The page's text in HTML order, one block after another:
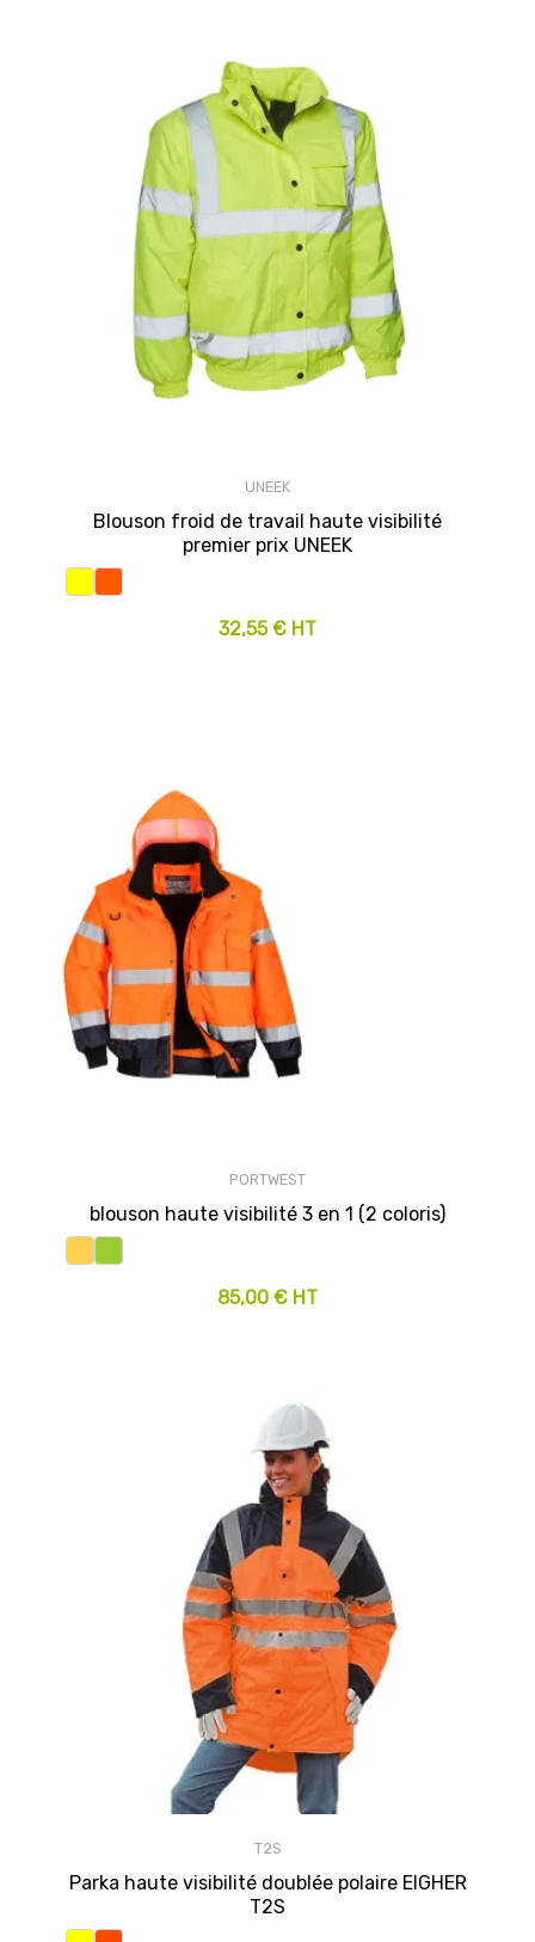
UNEEK
Blouson froid de travail haute visibilité
premier prix UNEEK
32,55 € HT
PORTWEST
blouson haute visibilité 3 en 1 (2 coloris)
85,00 € HT
T2S
Parka haute visibilité doublée polaire EIGHER
T2S